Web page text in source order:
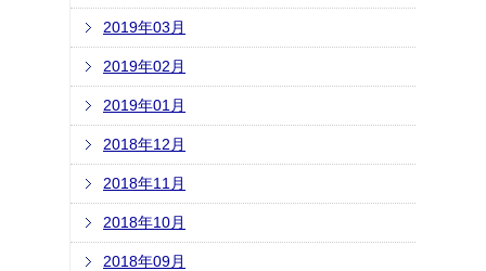
2019年03月
2019年02月
2019年01月
2018年12月
2018年11月
2018年10月
2018年09月